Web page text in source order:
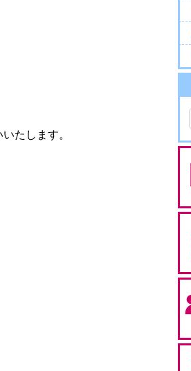
たします。